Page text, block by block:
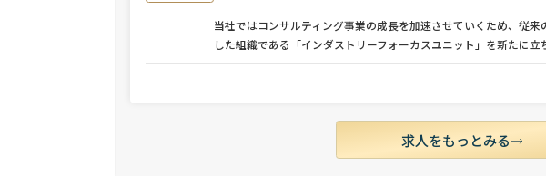
当社ではコンサルティング事業の成長を加速させていくため、従
した組織である「インダストリーフォーカスユニット」を新たに立
求人をもっとみる